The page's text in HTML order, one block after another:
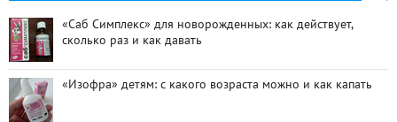
«Саб Симплекс» для новорожденных: как действует,
сколько раз и как давать
«Изофра» детям: с какого возраста можно и как капать